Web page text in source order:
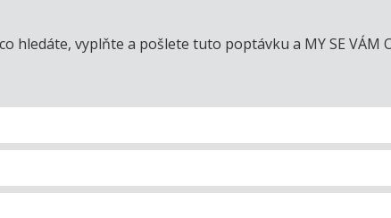
vyplňte a pošlete tuto poptávku a MY SE VÁM